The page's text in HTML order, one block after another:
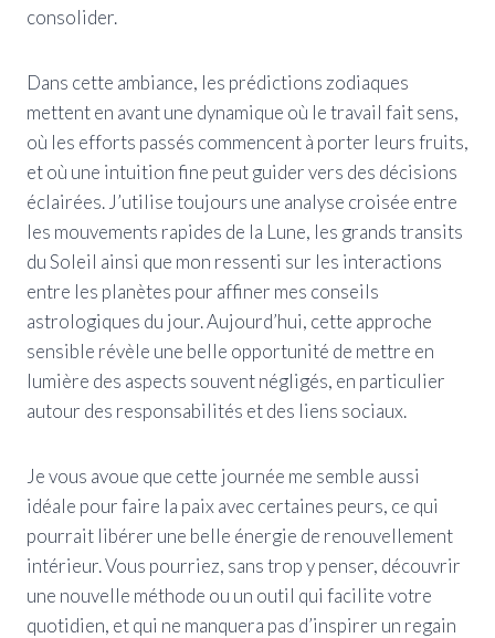
consolider.
Dans cette ambiance, les prédictions zodiaques
mettent en avant une dynamique où le travail fait sens,
où les efforts passés commencent à porter leurs fruits,
et où une intuition fine peut guider vers des décisions
éclairées. J’utilise toujours une analyse croisée entre
les mouvements rapides de la Lune, les grands transits
du Soleil ainsi que mon ressenti sur les interactions
entre les planètes pour affiner mes conseils
astrologiques du jour. Aujourd’hui, cette approche
sensible révèle une belle opportunité de mettre en
lumière des aspects souvent négligés, en particulier
autour des responsabilités et des liens sociaux.
Je vous avoue que cette journée me semble aussi
idéale pour faire la paix avec certaines peurs, ce qui
pourrait libérer une belle énergie de renouvellement
intérieur. Vous pourriez, sans trop y penser, découvrir
une nouvelle méthode ou un outil qui facilite votre
quotidien, et qui ne manquera pas d’inspirer un regain